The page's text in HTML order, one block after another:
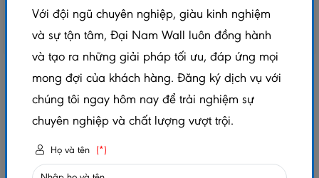
SÀN GỖ CỐT XANH KOSMOS 8MM – K81
Với đội ngũ chuyên nghiệp, giàu kinh nghiệm
và sự tận tâm, Đại Nam Wall luôn đồng hành
và tạo ra những giải pháp tối ưu, đáp ứng mọi
mong đợi của khách hàng. Đăng ký dịch vụ với
chúng tôi ngay hôm nay để trải nghiệm sự
chuyên nghiệp và chất lượng vượt trội.
Họ và tên (*)